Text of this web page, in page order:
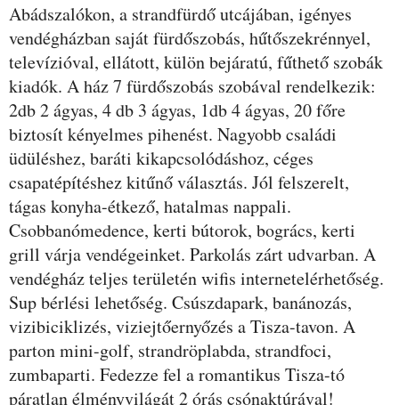
Leírás
Abádszalókon, a strandfürdő utcájában, igényes
vendégházban saját fürdőszobás, hűtőszekrénnyel,
televízióval, ellátott, külön bejáratú, fűthető szobák
kiadók. A ház 7 fürdőszobás szobával rendelkezik:
2db 2 ágyas, 4 db 3 ágyas, 1db 4 ágyas, 20 főre
biztosít kényelmes pihenést. Nagyobb családi
üdüléshez, baráti kikapcsolódáshoz, céges
csapatépítéshez kitűnő választás. Jól felszerelt,
tágas konyha-étkező, hatalmas nappali.
Csobbanómedence, kerti bútorok, bogrács, kerti
grill várja vendégeinket. Parkolás zárt udvarban. A
vendégház teljes területén wifis internetelérhetőség.
Sup bérlési lehetőség. Csúszdapark, banánozás,
vizibiciklizés, viziejtőernyőzés a Tisza-tavon. A
parton mini-golf, strandröplabda, strandfoci,
zumbaparti. Fedezze fel a romantikus Tisza-tó
páratlan élményvilágát 2 órás csónaktúrával!